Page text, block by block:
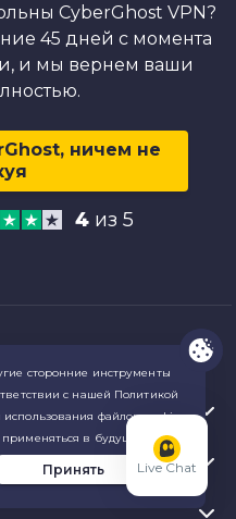
CyberGhost VPN?
45 дней с момента
и мы вернем ваши
ничем не
4 из 5
Live Chat